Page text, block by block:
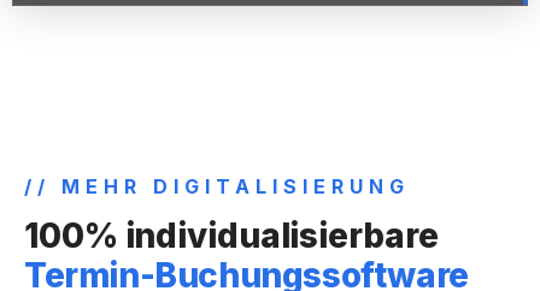
// MEHR DIGITALISIERUNG
100% individualisierbare
Termin-Buchungssoftware